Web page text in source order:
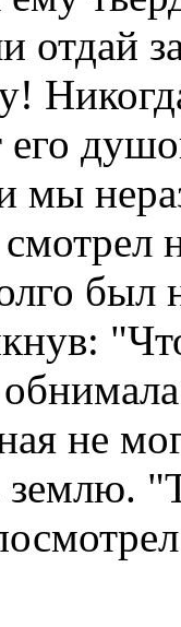
отдай
мы
был
не
землю.